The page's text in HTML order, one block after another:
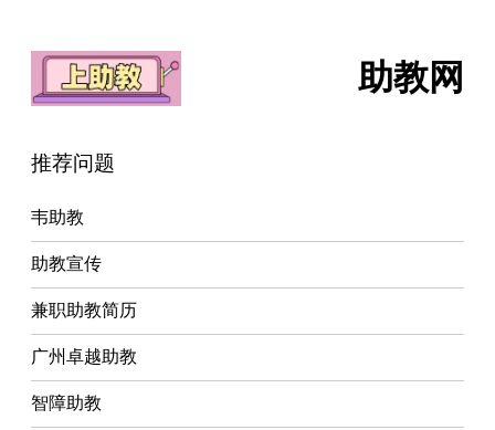
助教网
推荐问题
韦助教
助教宣传
兼职助教简历
广州卓越助教
智障助教